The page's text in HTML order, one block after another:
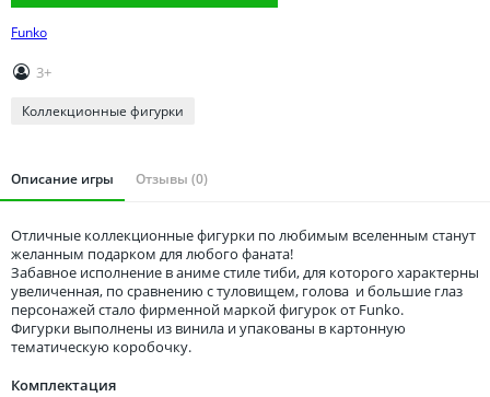
Тюменская область
Удмуртия
Ульяновская область
Funko
3+
Коллекционные фигурки
Описание игры Отзывы (0)
Отличные коллекционные фигурки по любимым вселенным станут
желанным подарком для любого фаната!
Забавное исполнение в аниме стиле тиби, для которого характерны
увеличенная, по сравнению с туловищем, голова и большие глаз
персонажей стало фирменной маркой фигурок от Funko.
Фигурки выполнены из винила и упакованы в картонную
тематическую коробочку.
Комплектация